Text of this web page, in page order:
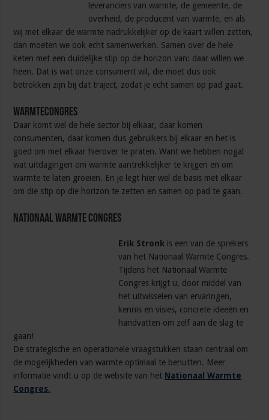
leveranciers van warmte, de gemeente, de
overheid, de producent van warmte, en als
wij met elkaar de warmte nadrukkelijker op de kaart willen zetten,
dan moeten we ook echt samenwerken. Samen over de hele
keten met een duidelijke stip op de horizon van: daar willen we
heen. Dat is wat onze consument wil, die moet dus ook
betrokken zijn bij dat traject, zodat je echt samen op pad gaat.
Warmtecongres
Daar komt wel de hele sector bij elkaar, daar komen
consumenten, daar komen dus gebruikers bij elkaar en het is
goed om met elkaar hierover te praten. Want we hebben nogal
wat uitdagingen om warmte aantrekkelijker te krijgen en om
warmte te laten groeien. En je legt hier wel de basis met elkaar
om die stip op die horizon te zetten en samen op pad te gaan.
Nationaal Warmte Congres
Erik Stronk is een van de sprekers
van het Nationaal Warmte Congres.
Tijdens het Nationaal Warmte
Congres krijgt u, door middel van
het uitwisselen van ervaringen,
kennis en visies, concrete ideeën en
handvatten om zelf aan de slag te
gaan!
De strategische en operationele vraagstukken staan centraal om
de mogelijkheden van warmte optimaal te benutten. Meer
informatie vindt u op de website van het Nationaal Warmte
Congres.